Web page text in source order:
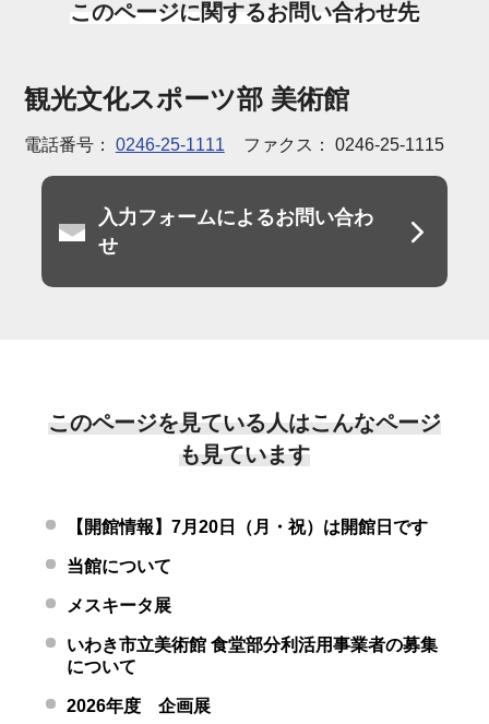
このページに関するお問い合わせ先
観光文化スポーツ部 美術館
電話番号： 0246-25-1111 ファクス： 0246-25-1115
入力フォームによるお問い合わ
せ
このページを見ている人はこんなページ
も見ています
【開館情報】7月20日（月・祝）は開館日です
当館について
メスキータ展
いわき市立美術館 食堂部分利活用事業者の募集
について
2026年度 企画展